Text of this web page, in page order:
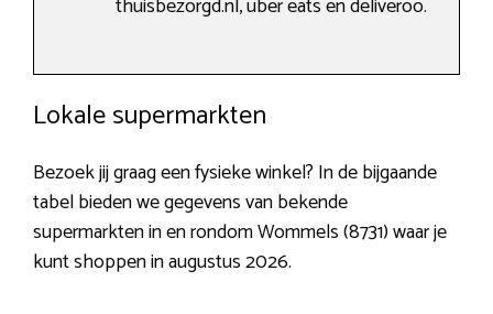
Lokale supermarkten
Bezoek jij graag een fysieke winkel? In de bijgaande
tabel bieden we gegevens van bekende
supermarkten in en rondom Wommels (8731) waar je
kunt shoppen in augustus 2026.